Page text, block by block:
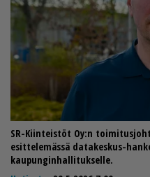
SR-Kiinteistöt Oy:n
esittelemässä datakeskus-
kaupunginhallitukselle.